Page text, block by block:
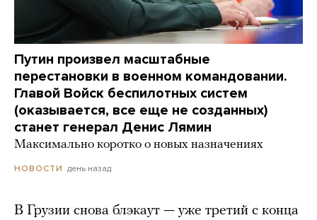
Путин произвел масштабные
перестановки в военном командовании.
Главой Войск беспилотных систем
(оказывается, все еще не созданных)
станет генерал Денис Лямин
Максимально коротко о новых назначениях
НОВОСТИ день назад
В Грузии снова блэкаут — уже третий с конца